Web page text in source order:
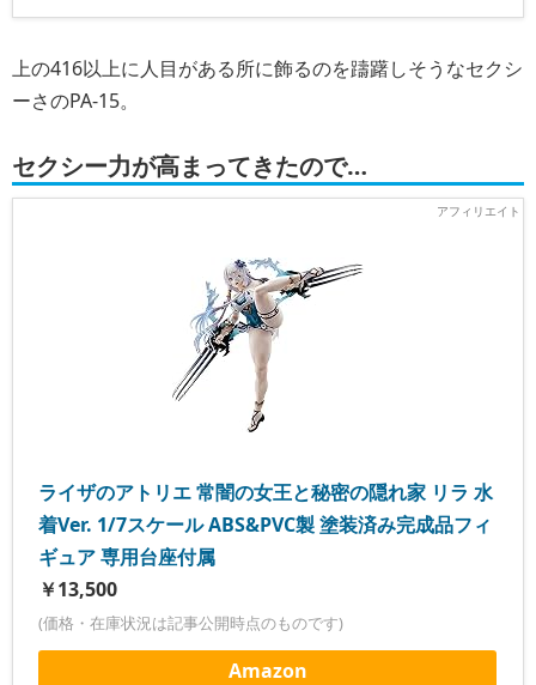
上の416以上に人目がある所に飾るのを躊躇しそうなセクシ
ーさのPA-15。
セクシー力が高まってきたので…
ライザのアトリエ 常闇の女王と秘密の隠れ家 リラ 水
着Ver. 1/7スケール ABS&PVC製 塗装済み完成品フィ
ギュア 専用台座付属
￥13,500
(価格・在庫状況は記事公開時点のものです)
Amazon